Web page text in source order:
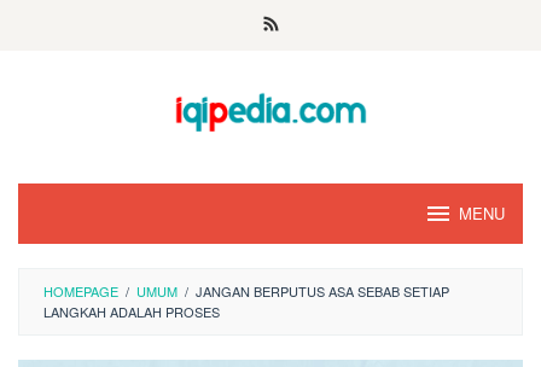
MENU
HOMEPAGE / UMUM / JANGAN BERPUTUS ASA SEBAB SETIAP
LANGKAH ADALAH PROSES